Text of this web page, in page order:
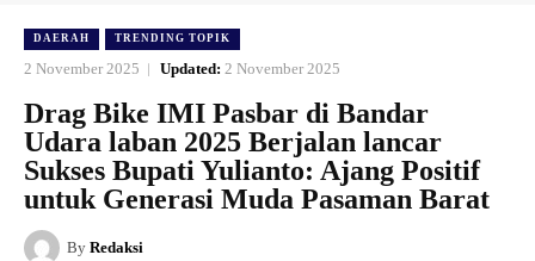
DAERAH TRENDING TOPIK
2 November 2025 Updated: 2 November 2025
Drag Bike IMI Pasbar di Bandar
Udara laban 2025 Berjalan lancar
Sukses Bupati Yulianto: Ajang Positif
untuk Generasi Muda Pasaman Barat
By Redaksi